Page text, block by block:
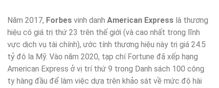
Năm 2017, Forbes vinh danh American Express là thương
hiệu có giá trị thứ 23 trên thế giới (và cao nhất trong lĩnh
vực dịch vụ tài chính), ước tính thương hiệu này trị giá 24.5
tỷ đô la Mỹ. Vào năm 2020, tạp chí Fortune đã xếp hạng
American Express ở vị trí thứ 9 trong Danh sách 100 công
ty hàng đầu để làm việc dựa trên khảo sát về mức độ hài